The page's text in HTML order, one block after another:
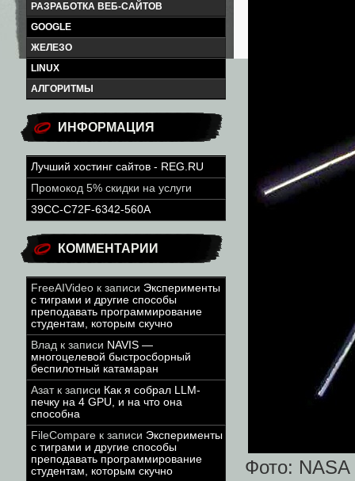
РАЗРАБОТКА ВЕБ-САЙТОВ
GOOGLE
ЖЕЛЕЗО
LINUX
АЛГОРИТМЫ
ИНФОРМАЦИЯ
Лучший хостинг сайтов - REG.RU
Промокод 5% скидки на услуги
39CC-C72F-6342-560A
КОММЕНТАРИИ
FreeAIVideo к записи Эксперименты
с тиграми и другие способы
преподавать программирование
студентам, которым скучно
Влад к записи NAVIS —
многоцелевой быстросборный
беспилотный катамаран
Азатк записи Как я собрал LLM-
печку на 4 GPU, и на что она
способна
FileCompare к записи Эксперименты
с тиграми и другие способы
преподавать программирование
студентам, которым скучно
Фото: NASA